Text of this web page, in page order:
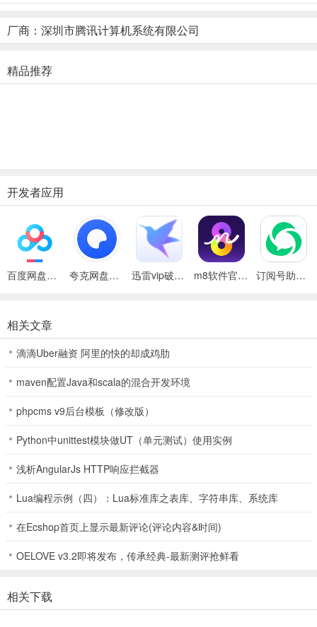
【随时响应】领先云计算架构，开通扩容无需等待，随时响应业务
【IVR可视化】 IVR可视化编辑，配置业务只需拖拽点选，直观高效
【客户评分】智能分配高级客服对接优质客户，提升客户满意度
主动营销增强转化优势
【主动会话】 根据网站停留时间、来访次数等，主动提醒客户沟通
【群发消息】依据标签、画像属性筛选，针对性群发消息触达客户
AI质检与监控提升服务
【实时监控】多维度查看呼叫中心实时运行情况，协助优化资源配置
【智能质检】自动语音识别(ASR)，快速筛选评分，实现电话智能质
【QQ聊天】直接加客户QQ为好友，聊天或语音视频随时沟通
【沟通能力】 支持高速传送和远程桌面，满足主动沟通需求
【好友迁移】无缝迁移个人QQ好友，升级为企业客户
2、多方商务协同更高效
厂商：深圳市腾讯计算机系统有限公司
精品推荐
开发者应用
百度网盘绿色免安装Pc电脑版 夸克网盘官方正式版 迅雷vip破解版永久会员2024版 m8软件官方版 订阅号助手安卓版
相关文章
滴滴Uber融资 阿里的快的却成鸡肋
maven配置Java和scala的混合开发环境
phpcms v9后台模板（修改版）
Python中unittest模块做UT（单元测试）使用实例
浅析AngularJs HTTP响应拦截器
Lua编程示例（四）：Lua标准库之表库、字符串库、系统库
在Ecshop首页上显示最新评论(评论内容&时间)
OELOVE v3.2即将发布，传承经典-最新测评抢鲜看
相关下载